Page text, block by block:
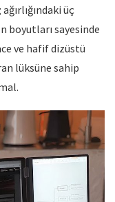
ağırlığındaki üç
boyutları sayesinde
ve hafif dizüstü
lüksüne sahip